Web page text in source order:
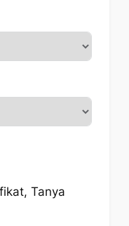
Tanya